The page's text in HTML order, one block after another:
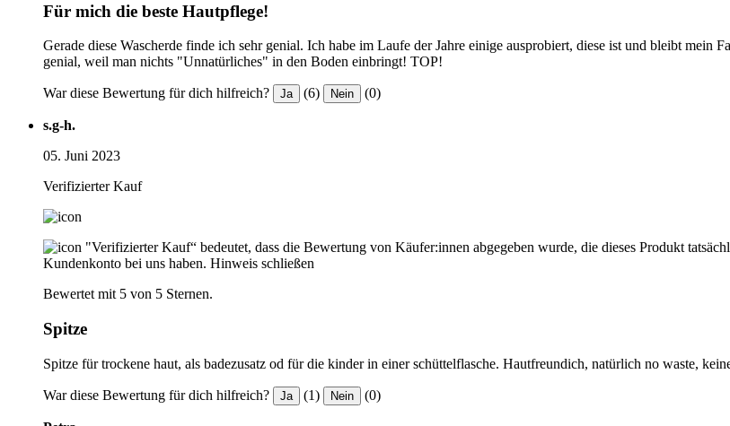
Für mich die beste Hautpflege!
Gerade diese Wascherde finde ich sehr genial. Ich habe im Laufe der Jahre einige ausprobiert, diese ist und bleibt
genial, weil man nichts "Unnatürliches" in den Boden einbringt! TOP!
War diese Bewertung für dich hilfreich? Ja (6) Nein (0)
s.g-h.
05. Juni 2023
Verifizierter Kauf
"Verifizierter Kauf“ bedeutet, dass die Bewertung von Käufer:innen abgegeben wurde, die dieses Produkt
Kundenkonto bei uns haben. Hinweis schließen
Bewertet mit 5 von 5 Sternen.
Spitze
Spitze für trockene haut, als badezusatz od für die kinder in einer schüttelflasche. Hautfreundich, natürlich no waste,
War diese Bewertung für dich hilfreich? Ja (1) Nein (0)